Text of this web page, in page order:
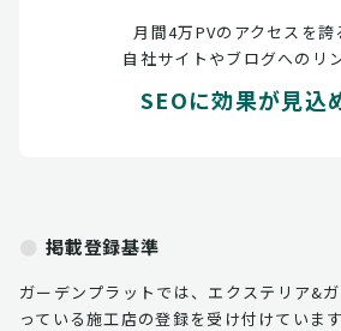
月間4万PVのアクセスを誇
自社サイトやブログへのリ
SEOに効果が見込
掲載登録基準
ガーデンプラットでは、エクステリア&
っている施工店の登録を受け付けています